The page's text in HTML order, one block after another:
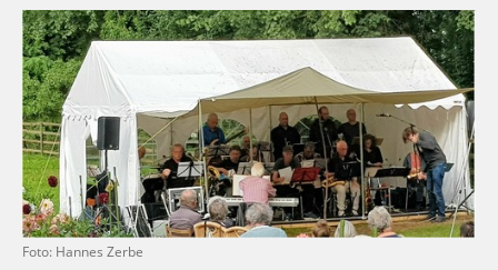
Einkaufen
Gruppen
Fremdenverkehrsvereine
Ludwig Leichhardt
Kahnfahrten
Fahrgastschiff
Campingplatz Jessern
Wirtschaftsförderung
Regionalentwicklung
SPOT
Bürgerbus
Naturwelt Lieberoser Heide
Q-Gemeinde Schwielochsee
Staatlich anerkannter Erholungsort Goyatz
Service
Über uns
Team
Aktuelles
Infomaterial
Foto: Hannes Zerbe